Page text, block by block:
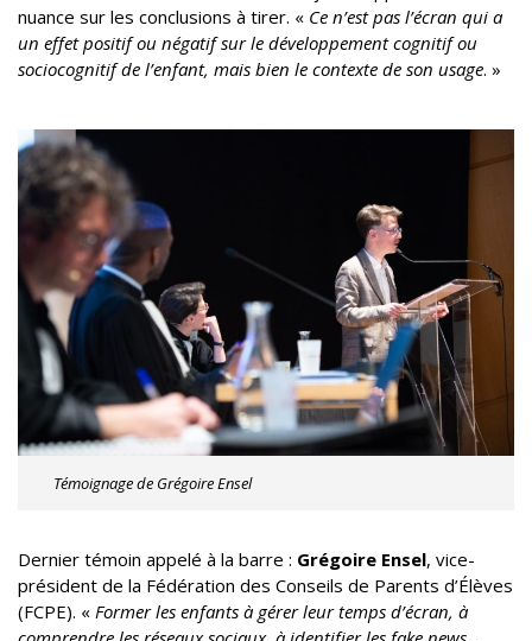
nuance sur les conclusions à tirer. « Ce n’est pas l’écran qui a
un effet positif ou négatif sur le développement cognitif ou
sociocognitif de l’enfant, mais bien le contexte de son usage. »
Témoignage de Grégoire Ensel
Dernier témoin appelé à la barre : Grégoire Ensel, vice-
président de la Fédération des Conseils de Parents d’Élèves
(FCPE). « Former les enfants à gérer leur temps d’écran, à